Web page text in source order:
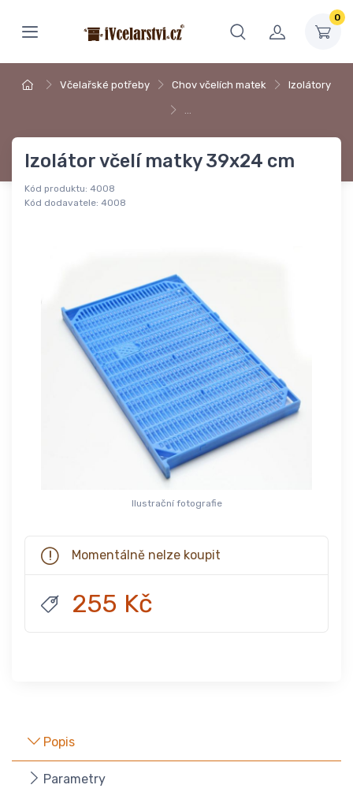
0
Včelařské potřeby Chov včelích matek Izolátory
…
Izolátor včelí matky 39x24 cm
Kód produktu: 4008
Kód dodavatele: 4008
Ilustrační fotografie
Momentálně nelze koupit
255 Kč
Popis
Parametry